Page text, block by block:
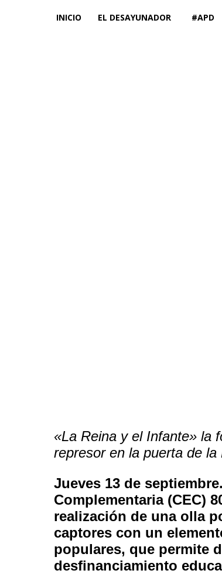
INICIO EL DESAYUNADOR #APD
«La Reina y el Infante» la
represor en la puerta de
Jueves 13 de
Complementaria (CEC)
realización de una olla
captores con un
populares, que permite
desfinanciamiento